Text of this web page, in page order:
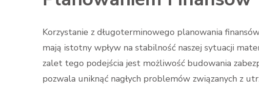
Korzystanie z długoterminowego planowania
mają istotny wpływ na stabilność naszej sytuacji
zalet tego podejścia jest możliwość budowania
pozwala uniknąć nagłych problemów związanych z